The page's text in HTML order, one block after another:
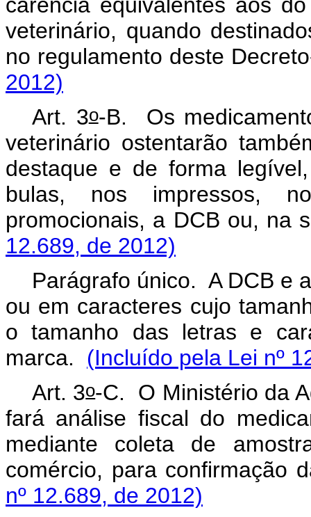
veterinário, quando
no regulamento deste
2012)
Art. 3o-B. Os
veterinário ostentarão
destaque e de forma
bulas, nos impressos,
promocionais, a DCB ou, na
12.689, de 2012)
Parágrafo único. A DCB e
ou em caracteres cujo
o tamanho das letras e
marca. (Incluído pela Lei nº
Art. 3o-C. O Ministério da
fará análise fiscal do
mediante coleta de
comércio, para confirmação
nº 12.689, de 2012)